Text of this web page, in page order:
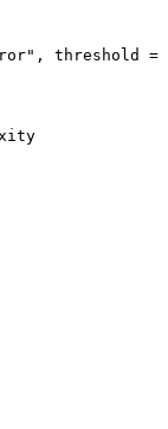
, threshold =